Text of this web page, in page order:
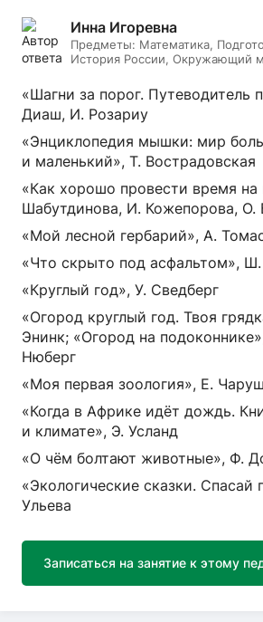
Инна Игоревна
Предметы: Математика,
История России, Окружающий
Всеобщая история,
Литературное чтение,
язык
«Шагни за порог. Путеводитель
Диаш, И. Розариу
«Энциклопедия мышки: мир
и маленький», Т. Вострадовская
«Как хорошо провести время на
Шабутдинова, И. Кожепорова, О.
«Мой лесной гербарий», А.
«Что скрыто под асфальтом», Ш.
«Круглый год», У. Сведберг
«Огород круглый год. Твоя
Энинк; «Огород на
Нюберг
«Моя первая зоология», Е.
«Когда в Африке идёт дождь.
и климате», Э. Усланд
«О чём болтают животные», Ф.
«Экологические сказки. Спасай
Ульева
Записаться на занятие к этому